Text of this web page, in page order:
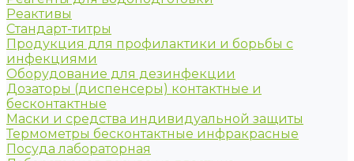
Реактивы
Стандарт-титры
Продукция для профилактики и борьбы с
инфекциями
Оборудование для дезинфекции
Дозаторы (диспенсеры) контактные и
бесконтактные
Маски и средства индивидуальной защиты
Термометры бесконтактные инфракрасные
Посуда лабораторная